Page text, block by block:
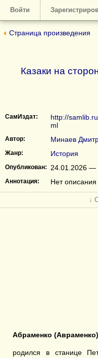
Войти
Страница произведения
Казаки на
СамИздат:
http://
ml
Автор: Минаев
Жанр: История
Опубликован: 24.01.2026 —
Аннотация: Нет описания
↓
Абраменко (Авраменко)
родился в станице